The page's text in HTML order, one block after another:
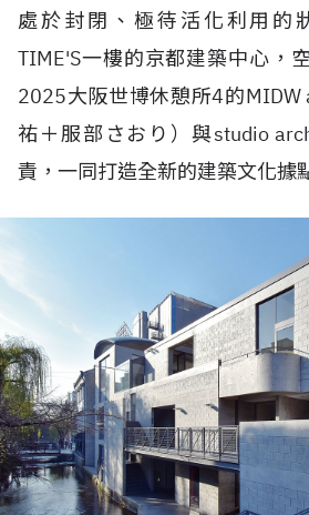
處於封閉、極待活化利用的
TIME'S一樓的京都建築中心，
2025大阪世博休憩所4的MIDW
祐＋服部さおり）與studio
責，一同打造全新的建築文化據